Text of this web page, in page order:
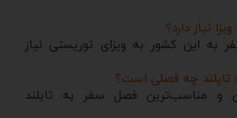
به این کشور به ویزای توریستی نیاز
و مناسب‌ترین فصل سفر به تایلند